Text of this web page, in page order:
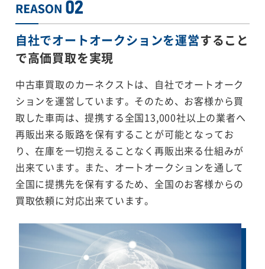
自社でオートオークションを運営すること
で高価買取を実現
中古車買取のカーネクストは、自社でオートオーク
ションを運営しています。そのため、お客様から買
取した車両は、提携する全国13,000社以上の業者へ
再販出来る販路を保有することが可能となってお
り、在庫を一切抱えることなく再販出来る仕組みが
出来ています。また、オートオークションを通して
全国に提携先を保有するため、全国のお客様からの
買取依頼に対応出来ています。